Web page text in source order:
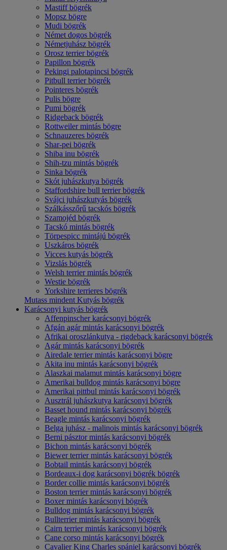
Mastiff bögrék
Mopsz bögre
Mudi bögrék
Német dogos bögrék
Németjuhász bögrék
Orosz terrier bögrék
Papillon bögrék
Pekingi palotapincsi bögrék
Pitbull terrier bögrék
Pointeres bögrék
Pulis bögre
Pumi bögrék
Ridgeback bögrék
Rottweiler mintás bögre
Schnauzeres bögrék
Shar-pei bögrék
Shiba inu bögrék
Shih-tzu mintás bögrék
Sinka bögrék
Skót juhászkutya bögrék
Staffordshire bull terrier bögrék
Svájci juhászkutyás bögrék
Szálkásszőrű tacskós bögrék
Szamojéd bögrék
Tacskó mintás bögrék
Törpespicc mintájú bögrék
Uszkáros bögrék
Vicces kutyás bögrék
Vizslás bögrék
Welsh terrier mintás bögrék
Westie bögrék
Yorkshire terrieres bögrék
Mutass mindent Kutyás bögrék
Karácsonyi kutyás bögrék
Affenpinscher karácsonyi bögrék
Afgán agár mintás karácsonyi bögrék
Afrikai oroszlánkutya - rigdeback karácsonyi bögrék
Agár mintás karácsonyi bögrék
Airedale terrier mintás karácsonyi bögre
Akita inu mintás karácsonyi bögrék
Alaszkai malamut mintás karácsonyi bögre
Amerikai bulldog mintás karácsonyi bögre
Amerikai pittbul mintás karácsonyi bögrék
Ausztrál juhászkutya karácsonyi bögrék
Basset hound mintás karácsonyi bögrék
Beagle mintás karácsonyi bögrék
Belga juhász - malinois mintás karácsonyi bögrék
Berni pásztor mintás karácsonyi bögrék
Bichon mintás karácsonyi bögrék
Biewer terrier mintás karácsonyi bögrék
Bobtail mintás karácsonyi bögrék
Bordeaux-i dog karácsonyi bögrék bögrék
Border collie mintás karácsonyi bögrék
Boston terrier mintás karácsonyi bögrék
Boxer mintás karácsonyi bögrék
Bulldog mintás karácsonyi bögrék
Bullterrier mintás karácsonyi bögrék
Cairn terrier mintás karácsonyi bögrék
Cane corso mintás karácsonyi bögrék
Cavalier King Charles spániel karácsonyi bögrék